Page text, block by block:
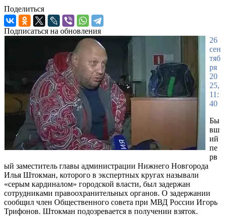
Поделиться
Подписаться на обновления
26
сен
тяб
ря
20
25,
11:
40
Бы
вш
ий
пе
рв
ый заместитель главы администрации Нижнего Новгорода
Илья Штокман, которого в экспертных кругах называли
«серым кардиналом» городской власти, был задержан
сотрудниками правоохранительных органов. О задержании
сообщил член Общественного совета при МВД России Игорь
Трифонов. Штокман подозревается в получении взяток.